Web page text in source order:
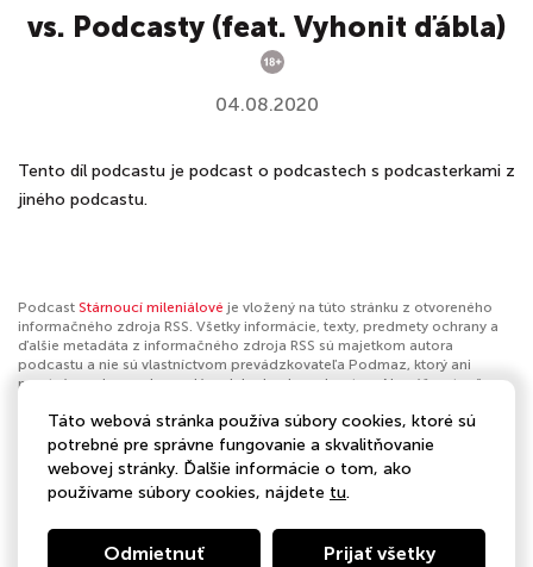
vs. Podcasty (feat. Vyhonit ďábla)
04.08.2020
Tento díl podcastu je podcast o podcastech s podcasterkami z
jiného podcastu.
Podcast Stárnoucí mileniálové je vložený na túto stránku z otvoreného
informačného zdroja RSS. Všetky informácie, texty, predmety ochrany a
ďalšie metadáta z informačného zdroja RSS sú majetkom autora
podcastu a nie sú vlastníctvom prevádzkovateľa Podmaz, ktorý ani
nevytvára ani nezodpovedá za ich obsah podcastov. Ak máš za to, že
nahlásiť obsah. Ak je toto tvoj podcast a chceš získať kontrolu nad týmto
profilomklikni sem.
Autor:GoOut
Kategórie: Spoločnosť a kultúra,
Táto webová stránka používa súbory cookies, ktoré sú
potrebné pre správne fungovanie a skvalitňovanie
webovej stránky. Ďalšie informácie o tom, ako
používame súbory cookies, nájdete tu.
Odmietnuť Prijať všetky